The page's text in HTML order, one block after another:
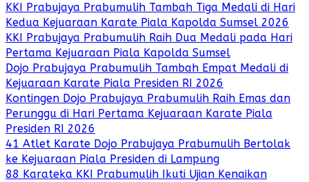
KKI Prabujaya Prabumulih Tambah Tiga Medali di Hari
Kedua Kejuaraan Karate Piala Kapolda Sumsel 2026
KKI Prabujaya Prabumulih Raih Dua Medali pada Hari
Pertama Kejuaraan Piala Kapolda Sumsel
Dojo Prabujaya Prabumulih Tambah Empat Medali di
Kejuaraan Karate Piala Presiden RI 2026
Kontingen Dojo Prabujaya Prabumulih Raih Emas dan
Perunggu di Hari Pertama Kejuaraan Karate Piala
Presiden RI 2026
41 Atlet Karate Dojo Prabujaya Prabumulih Bertolak
ke Kejuaraan Piala Presiden di Lampung
88 Karateka KKI Prabumulih Ikuti Ujian Kenaikan